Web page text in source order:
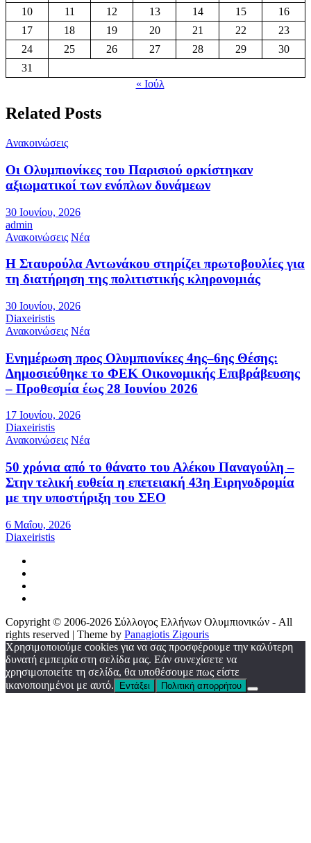
10
11 12 13 14 15
16
17
18 19 20 21 22
23
24
25 26 27 28 29
30
31
« Ιούλ
Related Posts
Ανακοινώσεις
Οι Ολυμπιονίκες του Παρισιού ορκίστηκαν
αξιωματικοί των ενόπλων δυνάμεων
30 Ιουνίου, 2026
admin
Ανακοινώσεις Νέα
Η Σταυρούλα Αντωνάκου στηρίζει πρωτοβουλίες για
τη διατήρηση της πολιτιστικής κληρονομιάς
30 Ιουνίου, 2026
Diaxeiristis
Ανακοινώσεις Νέα
Ενημέρωση προς Ολυμπιονίκες 4ης–6ης Θέσης:
Δημοσιεύθηκε το ΦΕΚ Οικονομικής Επιβράβευσης
– Προθεσμία έως 28 Ιουνίου 2026
17 Ιουνίου, 2026
Diaxeiristis
Ανακοινώσεις Νέα
50 χρόνια από το θάνατο του Αλέκου Παναγούλη –
Στην τελική ευθεία η επετειακή 43η Ειρηνοδρομία
με την υποστήριξη του ΣΕΟ
6 Μαΐου, 2026
Diaxeiristis
Copyright © 2006-2026 Σύλλογος Ελλήνων Ολυμπιονικών - All
rights reserved | Theme by Panagiotis Zigouris
Χρησιμοποιούμε cookies για να σας προσφέρουμε την καλύτερη
δυνατή εμπειρία στη σελίδα μας. Εάν συνεχίσετε να
χρησιμοποιείτε τη σελίδα, θα υποθέσουμε πως είστε
ικανοποιημένοι με αυτό.
Εντάξει Πολιτική απορρήτου